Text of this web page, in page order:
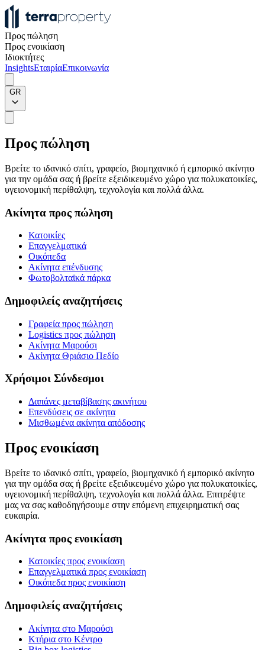
Προς πώληση
Προς ενοικίαση
Ιδιοκτήτες
InsightsΕταιρίαΕπικοινωνία
GR
Προς πώληση
Βρείτε το ιδανικό σπίτι, γραφείο, βιομηχανικό ή εμπορικό ακίνητο
για την ομάδα σας ή βρείτε εξειδικευμένο χώρο για πολυκατοικίες,
υγειονομική περίθαλψη, τεχνολογία και πολλά άλλα.
Ακίνητα προς πώληση
Κατοικίες
Επαγγελματικά
Οικόπεδα
Ακίνητα επένδυσης
Φωτοβολταϊκά πάρκα
Δημοφιλείς αναζητήσεις
Γραφεία προς πώληση
Logistics προς πώληση
Ακίνητα Μαρούσι
Ακίνητα Θριάσιο Πεδίο
Χρήσιμοι Σύνδεσμοι
Δαπάνες μεταβίβασης ακινήτου
Επενδύσεις σε ακίνητα
Μισθωμένα ακίνητα απόδοσης
Προς ενοικίαση
Βρείτε το ιδανικό σπίτι, γραφείο, βιομηχανικό ή εμπορικό ακίνητο
για την ομάδα σας ή βρείτε εξειδικευμένο χώρο για πολυκατοικίες,
υγειονομική περίθαλψη, τεχνολογία και πολλά άλλα. Επιτρέψτε
μας να σας καθοδηγήσουμε στην επόμενη επιχειρηματική σας
ευκαιρία.
Ακίνητα προς ενοικίαση
Κατοικίες προς ενοικίαση
Επαγγελματικά προς ενοικίαση
Οικόπεδα προς ενοικίαση
Δημοφιλείς αναζητήσεις
Ακίνητα στο Μαρούσι
Κτήρια στο Κέντρο